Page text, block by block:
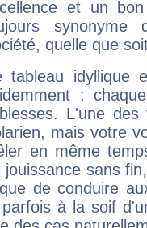
et un
synonyme
quelle que
tableau idyllique
:
L'une
mais votre
en même
jouissance sans
de conduire
à la soif